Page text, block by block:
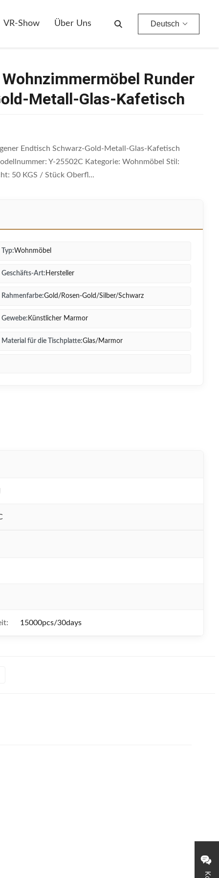
VR-Show Über Uns Deutsch
Runder
Metall-Glas-Kafetisch
Endtisch Schwarz-Gold-Metall-Glas-Kafetisch
Y-25502C Kategorie: Wohnmöbel Stil:
50 KGS / Stück Oberfl...
Typ:Wohnmöbel
Geschäfts-Art: Hersteller
Rahmenfarbe:Gold/Rosen-Gold/Silber/Schwarz
Gewebe: Künstlicher Marmor
Material für die Tischplatte:Glas/Marmor
15000pcs/30days